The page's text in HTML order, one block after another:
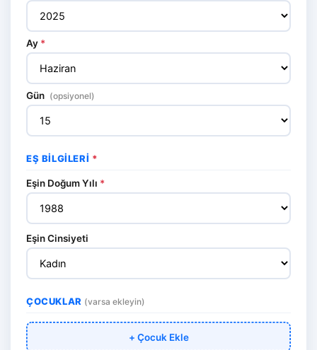
Ay *
Gün (opsiyonel)
EŞ BILGILERI *
Eşin Doğum Yılı *
Eşin Cinsiyeti
ÇOCUKLAR (varsa ekleyin)
+ Çocuk Ekle